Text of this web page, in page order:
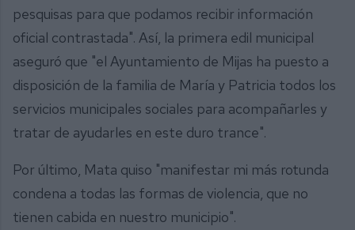
pesquisas para que podamos recibir información
oficial contrastada". Así, la primera edil municipal
aseguró que "el Ayuntamiento de Mijas ha puesto a
disposición de la familia de María y Patricia todos los
servicios municipales sociales para acompañarles y
tratar de ayudarles en este duro trance".
Por último, Mata quiso "manifestar mi más rotunda
condena a todas las formas de violencia, que no
tienen cabida en nuestro municipio".